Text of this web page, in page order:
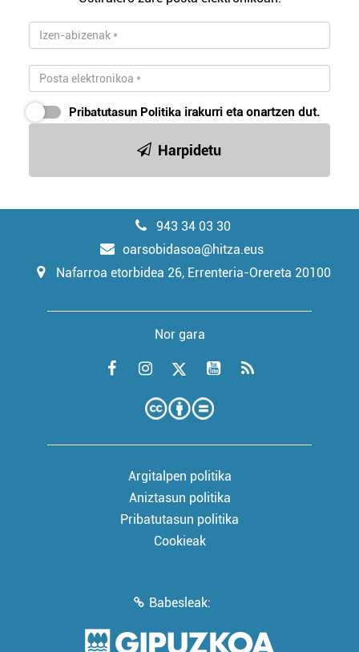
Pribatutasun Politika irakurri eta onartzen dut.
Harpidetu
943 34 03 30
oarsobidasoa@hitza.eus
Nafarroa etorbidea 26, Errenteria-Orereta 20100
Nor gara
Argitalpen politika
Aniztasun politika
Pribatutasun politika
Cookieak
Babesleak: